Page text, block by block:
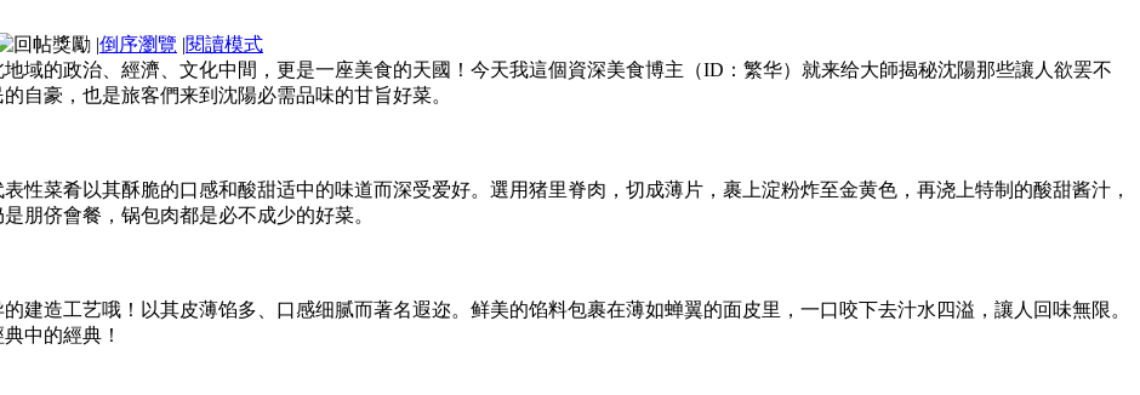
|倒序瀏覽 |閱讀模式
域的政治、經濟、文化中間，更是一座美食的天國！今天我這個資深美食博主（ID：繁华）就来给大師揭秘沈陽那些讓人欲罢不
自豪，也是旅客們来到沈陽必需品味的甘旨好菜。
性菜肴以其酥脆的口感和酸甜适中的味道而深受爱好。選用猪里脊肉，切成薄片，裹上淀粉炸至金黄色，再浇上特制的酸甜酱汁，
朋侪會餐，锅包肉都是必不成少的好菜。
建造工艺哦！以其皮薄馅多、口感细腻而著名遐迩。鲜美的馅料包裹在薄如蝉翼的面皮里，一口咬下去汁水四溢，讓人回味無限。
中的經典！